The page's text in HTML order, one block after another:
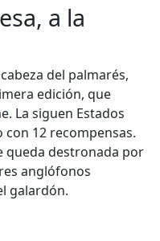
a la
del palmarés,
edición, que
La siguen Estados
con 12 recompensas.
queda destronada por
anglófonos
galardón.